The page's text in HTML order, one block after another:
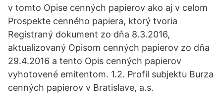
v tomto Opise cenných papierov ako aj v celom
Prospekte cenného papiera, ktorý tvoria
Registraný dokument zo dňa 8.3.2016,
aktualizovaný Opisom cenných papierov zo dňa
29.4.2016 a tento Opis cenných papierov
vyhotovené emitentom. 1.2. Profil subjektu Burza
cenných papierov v Bratislave, a.s.